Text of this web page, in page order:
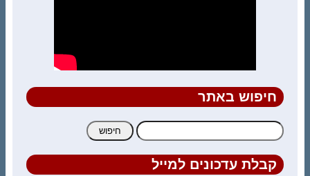
חיפוש באתר
חיפוש:
קבלת עדכונים למייל